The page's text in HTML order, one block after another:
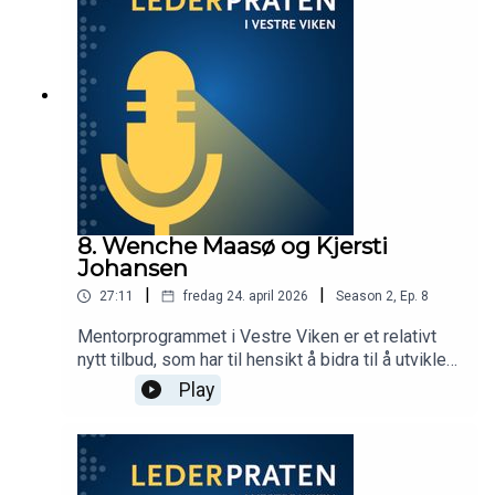
lykkes i en slik rolle – og hvordan skaper man et
godt samarbeid med andre ledere? Programleder
er Beate Sand.
8. Wenche Maasø og Kjersti
Johansen
27:11 fredag 24. april 2026 Season 2, Ep. 8
Mentorprogrammet i Vestre Viken er et relativt
nytt tilbud, som har til hensikt å bidra til å utvikle
robuste og trygge ledere gjennom blant annet
personlig utvikling, emosjonell støtte og
kunnskapsdeling. Gjennom programmet får nye
ferske ledere støtte og veiledning av mer erfarne
ledere. I denne episoden av Lederpraten møter vi
Play